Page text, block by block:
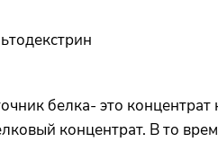
белка- это
концентрат. В то